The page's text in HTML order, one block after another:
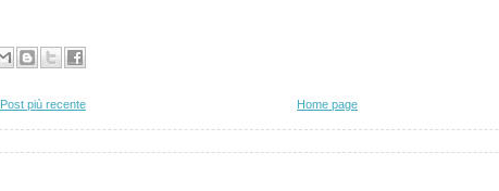
Post più recente Home page